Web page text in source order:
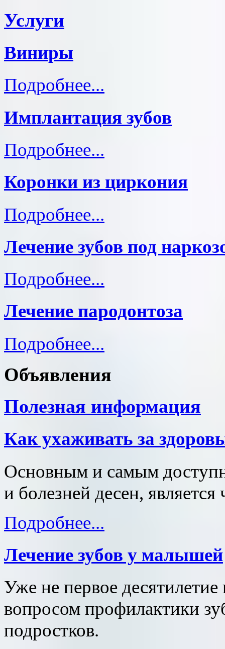
Услуги
Виниры
Подробнее...
Имплантация зубов
Подробнее...
Коронки из циркония
Подробнее...
Лечение зубов под
Подробнее...
Лечение пародонтоза
Подробнее...
Объявления
Полезная информация
Как ухаживать за
Основным и самым
и болезней десен, является
Подробнее...
Лечение зубов у малышей
Уже не первое
вопросом профилактики
подростков.